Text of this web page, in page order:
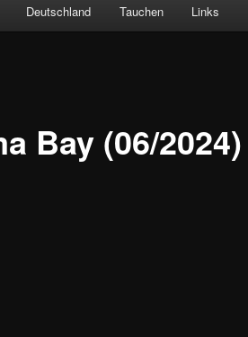
Deutschland Tauchen Links
Bay (06/2024)